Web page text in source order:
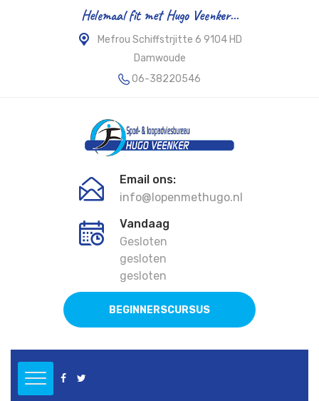
Helemaal fit met Hugo Veenker...
Mefrou Schiffstrjitte 6 9104 HD
Damwoude
06-38220546
Email ons:
info@lopenmethugo.nl
Vandaag
Gesloten
gesloten
gesloten
BEGINNERSCURSUS